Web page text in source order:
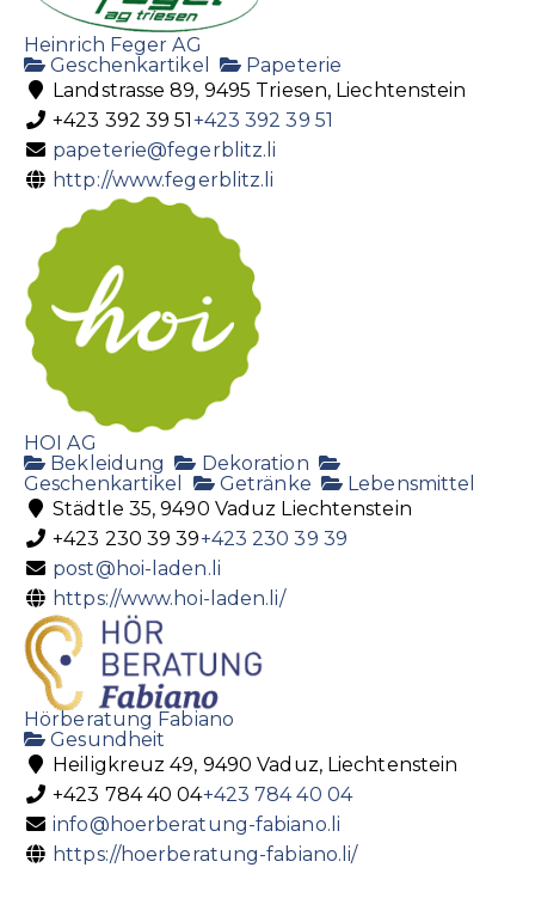
Heinrich Feger AG
Geschenkartikel
Papeterie
Landstrasse 89, 9495 Triesen, Liechtenstein
+423 392 39 51 +423 392 39 51
papeterie@fegerblitz.li
http://www.fegerblitz.li
HOI AG
Bekleidung
Dekoration
Geschenkartikel
Getränke
Lebensmittel
Städtle 35, 9490 Vaduz Liechtenstein
+423 230 39 39+423 230 39 39
post@hoi-laden.li
https://www.hoi-laden.li/
Hörberatung Fabiano
Gesundheit
Heiligkreuz 49, 9490 Vaduz, Liechtenstein
+423 784 40 04+423 784 40 04
info@hoerberatung-fabiano.li
https://hoerberatung-fabiano.li/